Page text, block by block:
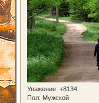
Уважение: +8134
Пол: Мужской